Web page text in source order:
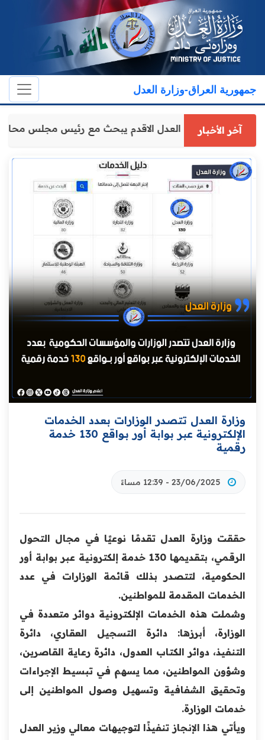
جمهورية العراق-وزارة العدل
آخر الأخباروكيل وزارة العدل الاقدم يبحث مع رئيس مجلس
وزارة العدل تتصدر الوزارات بعدد الخدمات
الإلكترونية عبر بوابة أور بـواقع 130 خدمة
رقمية
23/06/2025 - 12:39 مساءً
حققت وزارة العدل تقدمًا نوعيًا في مجال التحول
الرقمي، بتقديمها 130 خدمة إلكترونية عبر بوابة أور
الحكومية، لتتصدر بذلك قائمة الوزارات في عدد
الخدمات المقدمة للمواطنين.
وشملت هذه الخدمات الإلكترونية دوائر متعددة في
الوزارة، أبرزها: دائرة التسجيل العقاري، دائرة
التنفيذ، دوائر الكتاب العدول، دائرة رعاية القاصرين،
وشؤون المواطنين، مما يسهم في تبسيط الإجراءات
وتحقيق الشفافية وتسهيل وصول المواطنين إلى
خدمات الوزارة.
ويأتي هذا الإنجاز تنفيذًا لتوجيهات معالي وزير العدل